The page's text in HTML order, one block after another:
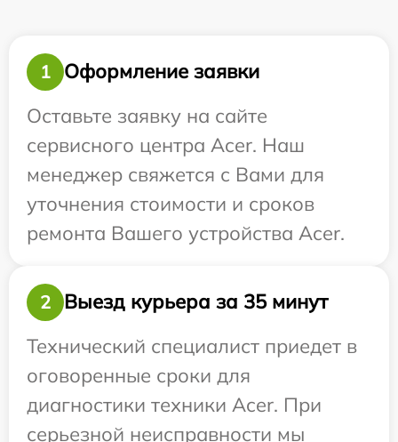
1
Оформление заявки
Оставьте заявку на сайте
сервисного центра Acer. Наш
менеджер свяжется с Вами для
уточнения стоимости и сроков
ремонта Вашего устройства Acer.
2
Выезд курьера за 35 минут
Технический специалист приедет в
оговоренные сроки для
диагностики техники Acer. При
серьезной неисправности мы